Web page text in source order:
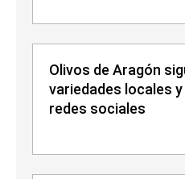
Olivos de Aragón
variedades locales
redes sociales